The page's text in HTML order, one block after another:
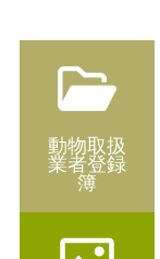
動物取扱
業者登録
簿